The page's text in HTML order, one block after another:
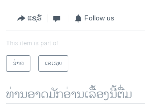
ແຊຣ໌ Follow us
This item is part of
ຂ່າວ
ເອເຊຍ
ທ່ານອາດມັກອ່ານເລື້ອງນີ້ຕື່ມ